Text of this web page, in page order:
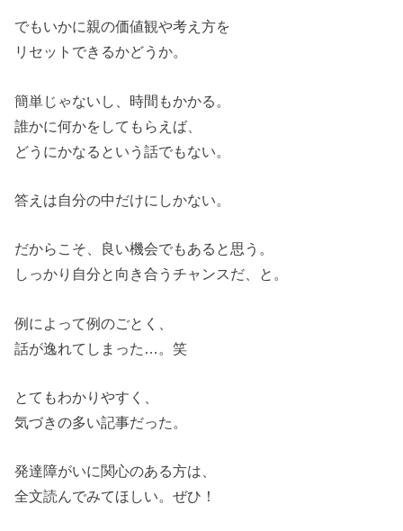
でもいかに親の価値観や考え方を
リセットできるかどうか。
簡単じゃないし、時間もかかる。
誰かに何かをしてもらえば、
どうにかなるという話でもない。
答えは自分の中だけにしかない。
だからこそ、良い機会でもあると思う。
しっかり自分と向き合うチャンスだ、と。
例によって例のごとく、
話が逸れてしまった…。笑
とてもわかりやすく、
気づきの多い記事だった。
発達障がいに関心のある方は、
全文読んでみてほしい。ぜひ！